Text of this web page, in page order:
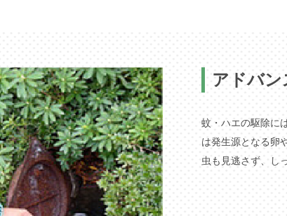
アドバン
蚊・ハエの駆除に
は発生源となる卵
虫も見逃さず、し